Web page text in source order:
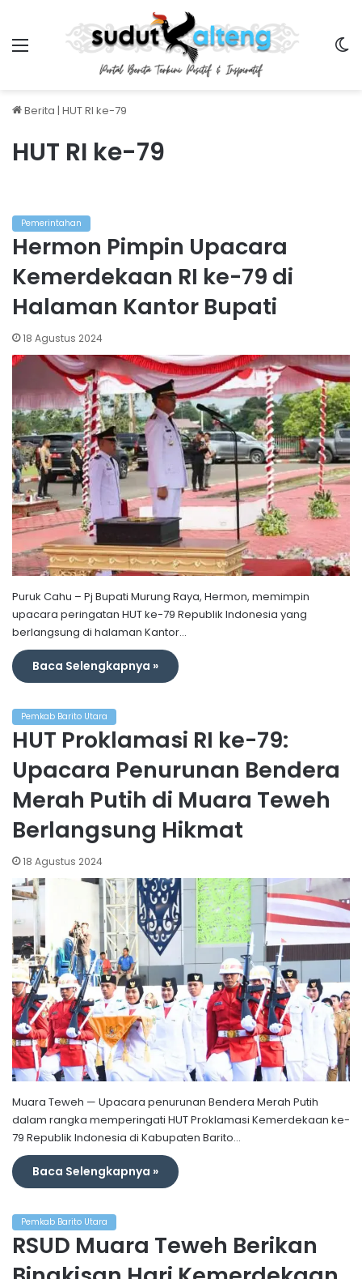
Berita | HUT RI ke-79
HUT RI ke-79
Pemerintahan
Hermon Pimpin Upacara
Kemerdekaan RI ke-79 di
Halaman Kantor Bupati
18 Agustus 2024
Puruk Cahu – Pj Bupati Murung Raya, Hermon, memimpin
upacara peringatan HUT ke-79 Republik Indonesia yang
berlangsung di halaman Kantor…
Baca Selengkapnya »
Pemkab Barito Utara
HUT Proklamasi RI ke-79:
Upacara Penurunan Bendera
Merah Putih di Muara Teweh
Berlangsung Hikmat
18 Agustus 2024
Muara Teweh — Upacara penurunan Bendera Merah Putih
dalam rangka memperingati HUT Proklamasi Kemerdekaan ke-
79 Republik Indonesia di Kabupaten Barito…
Baca Selengkapnya »
Pemkab Barito Utara
RSUD Muara Teweh Berikan